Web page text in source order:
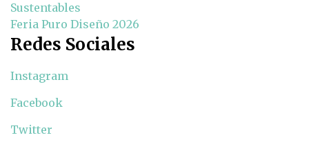
Sustentables
Feria Puro Diseño 2026
Redes Sociales
Instagram
Facebook
Twitter